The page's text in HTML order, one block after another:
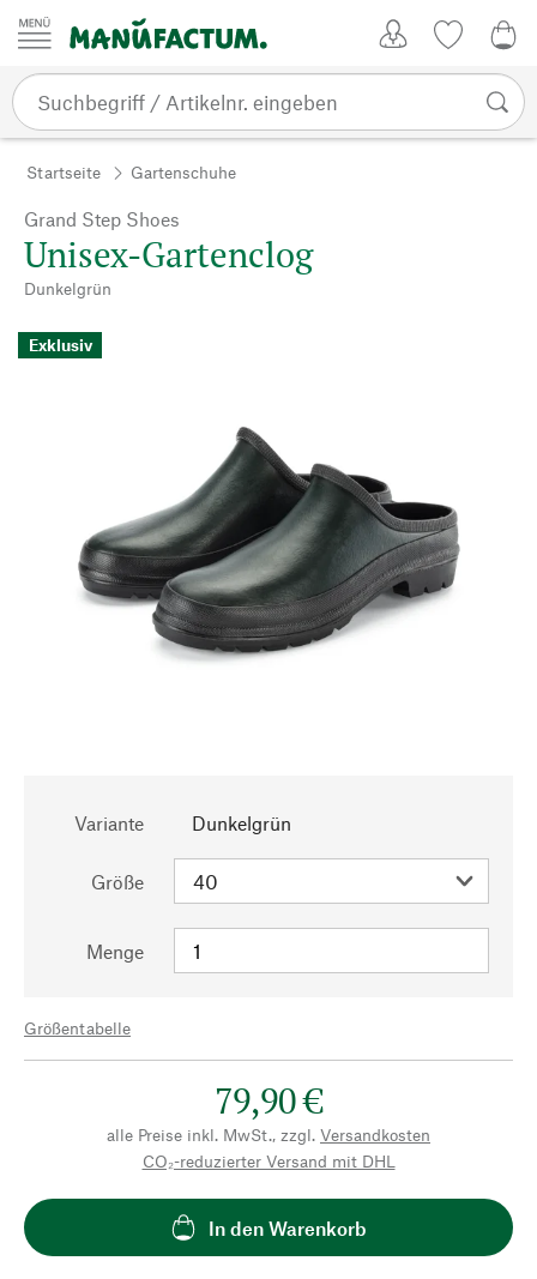
Zum Inhalt springen
Startseite Gartenschuhe
Grand Step Shoes
Unisex-Gartenclog
Dunkelgrün
Exklusiv
Variante Dunkelgrün
Größe
Menge
Größentabelle
79,90 €
alle Preise inkl. MwSt., zzgl. Versandkosten
CO₂-reduzierter Versand mit DHL
In den Warenkorb